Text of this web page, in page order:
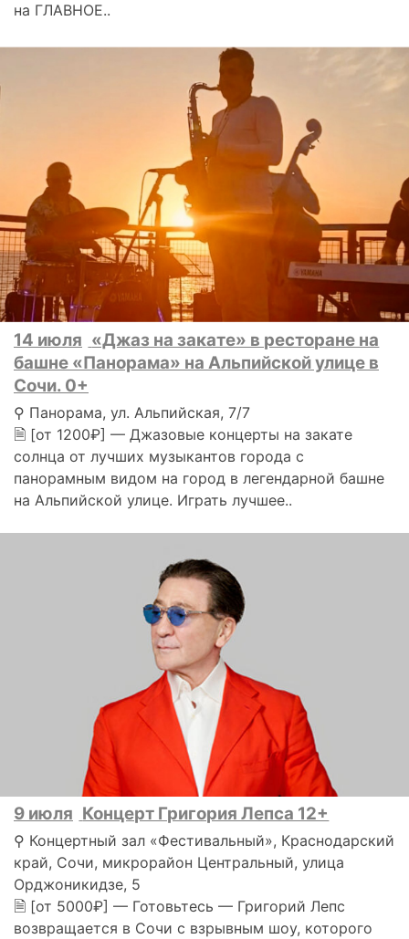
на ГЛАВНОЕ..
14 июля «Джаз на закате» в ресторане на
башне «Панорама» на Альпийской улице в
Сочи. 0+
⚲ Панорама, ул. Альпийская, 7/7
🗎 [от 1200₽] — Джазовые концерты на закате
солнца от лучших музыкантов города с
панорамным видом на город в легендарной башне
на Альпийской улице. Играть лучшее..
9 июля Концерт Григория Лепса 12+
⚲ Концертный зал «Фестивальный», Краснодарский
край, Сочи, микрорайон Центральный, улица
Орджоникидзе, 5
🗎 [от 5000₽] — Готовьтесь — Григорий Лепс
возвращается в Сочи с взрывным шоу, которого